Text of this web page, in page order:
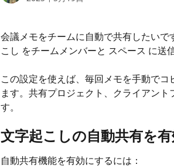
会議メモをチームに自動で共有したい
こし をチームメンバーと スペース に送
この設定を使えば、毎回メモを手動で
ます。共有プロジェクト、クライアン
す。
文字起こしの自動共有を
自動共有機能を有効にするには：